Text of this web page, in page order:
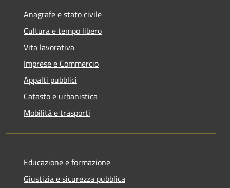
Anagrafe e stato civile
Cultura e tempo libero
Vita lavorativa
Imprese e Commercio
Appalti pubblici
Catasto e urbanistica
Mobilità e trasporti
Educazione e formazione
Giustizia e sicurezza pubblica